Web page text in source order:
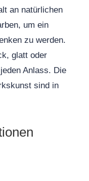
an natürlichen
um ein
zu werden.
glatt oder
Anlass. Die
sind in